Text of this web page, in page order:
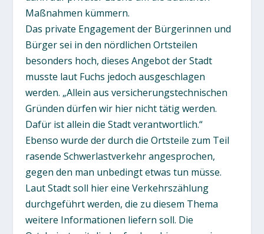
Maßnahmen kümmern.
Das private Engagement der Bürgerinnen und
Bürger sei in den nördlichen Ortsteilen
besonders hoch, dieses Angebot der Stadt
musste laut Fuchs jedoch ausgeschlagen
werden. „Allein aus versicherungstechnischen
Gründen dürfen wir hier nicht tätig werden.
Dafür ist allein die Stadt verantwortlich.“
Ebenso wurde der durch die Ortsteile zum Teil
rasende Schwerlastverkehr angesprochen,
gegen den man unbedingt etwas tun müsse.
Laut Stadt soll hier eine Verkehrszählung
durchgeführt werden, die zu diesem Thema
weitere Informationen liefern soll. Die